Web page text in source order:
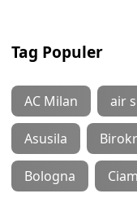
Tag Populer
AC Milan air
Asusila
Bologna